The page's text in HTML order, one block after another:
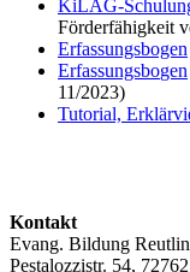
KiLAG-
Förderfähigkeit
Erfassungsbogen
Erfassungsbogen
11/2023)
Tutorial, Erk
Kontakt
Evang. Bildung
Pestalozzistr. 54,